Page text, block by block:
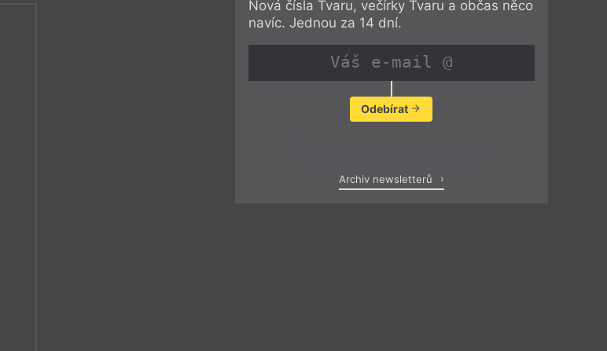
Nová čísla Tvaru, večírky Tvaru a občas něco
navíc. Jednou za 14 dní.
Odebírat
Archiv newsletterů